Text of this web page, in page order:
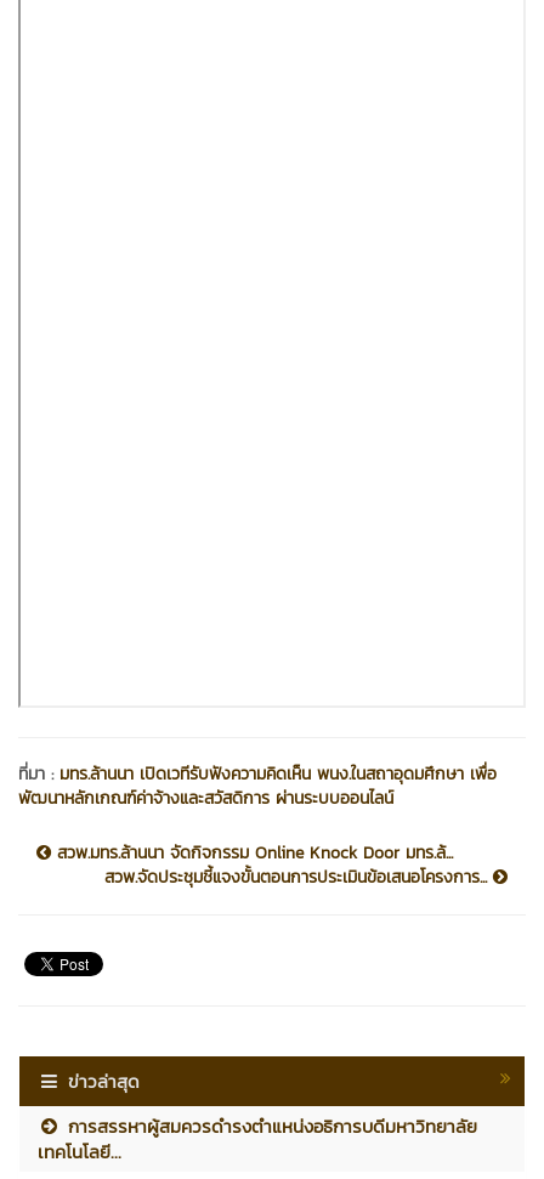
ที่มา : มทร.ล้านนา เปิดเวทีรับฟังความคิดเห็น พนง.ในสถาอุดมศึกษา เพื่อ
พัฒนาหลักเกณฑ์ค่าจ้างและสวัสดิการ ผ่านระบบออนไลน์
สวพ.มทร.ล้านนา จัดกิจกรรม Online Knock Door มทร.ล้...
สวพ.จัดประชุมชี้แจงขั้นตอนการประเมินข้อเสนอโครงการ...
ข่าวล่าสุด
การสรรหาผู้สมควรดำรงตำแหน่งอธิการบดีมหาวิทยาลัย
เทคโนโลยี...